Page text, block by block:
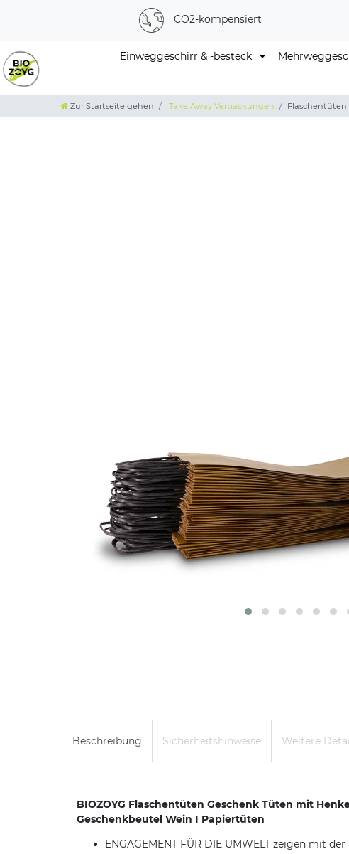
CO2-kompensiert
Einweggeschirr & -besteck
Zur Startseite gehen Take Away Verpackungen
Beschreibung Sicherheitshinweise Weitere
BIOZOYG Flaschentüten Geschenk Tüten mit
Geschenkbeutel Wein I Papiertüten
ENGAGEMENT FÜR DIE UMWELT zeigen mit